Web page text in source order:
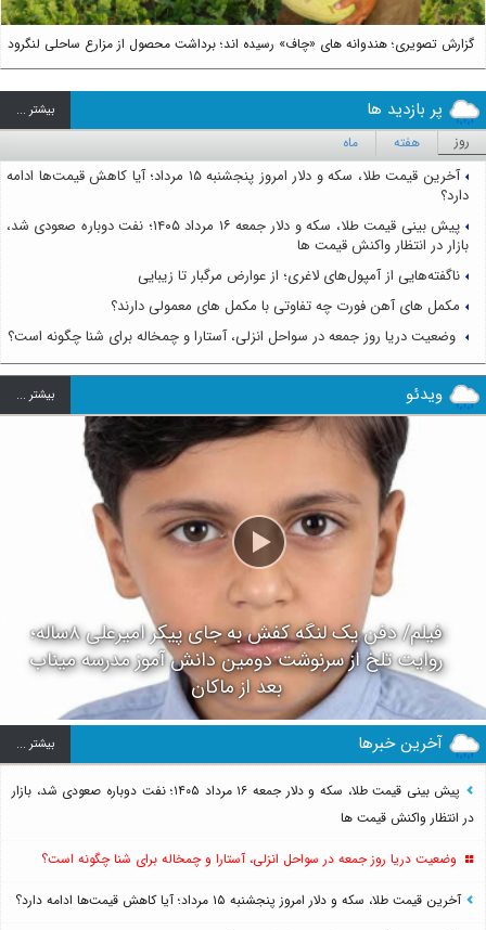
گزارش تصویری؛ هندوانه های «چاف» رسیده اند؛ برداشت محصول از مزارع ساحلی لنگرود
پر بازدید ها بيشتر ...
روز هفته ماه
آخرین قیمت طلا، سکه و دلار امروز پنجشنبه ۱۵ مرداد؛ آیا کاهش قیمت‌ها ادامه
دارد؟
پیش بینی قیمت طلا، سکه و دلار جمعه ۱۶ مرداد ۱۴۰۵؛ نفت دوباره صعودی شد،
بازار در انتظار واکنش قیمت ها
ناگفته‌هایی از آمپول‌های لاغری؛ از عوارض مرگبار تا زیبایی
مکمل های آهن فورت چه تفاوتی با مکمل های معمولی دارند؟
وضعیت دریا روز جمعه در سواحل انزلی، آستارا و چمخاله برای شنا چگونه است؟
ویدئو بيشتر ...
فیلم/ دفن یک لنگه کفش به جای پیکر امیرعلی ۸ساله؛
روایت تلخ از سرنوشت دومین دانش آموز مدرسه میناب
بعد از ماکان
آخرین خبرها بيشتر ...
پیش بینی قیمت طلا، سکه و دلار جمعه ۱۶ مرداد ۱۴۰۵؛ نفت دوباره صعودی شد، بازار
در انتظار واکنش قیمت ها
وضعیت دریا روز جمعه در سواحل انزلی، آستارا و چمخاله برای شنا چگونه است؟
آخرین قیمت طلا، سکه و دلار امروز پنجشنبه ۱۵ مرداد؛ آیا کاهش قیمت‌ها ادامه دارد؟